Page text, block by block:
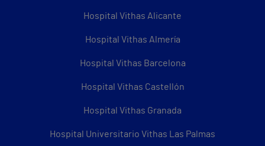
Hospital Vithas Alicante
Hospital Vithas Almería
Hospital Vithas Barcelona
Hospital Vithas Castellón
Hospital Vithas Granada
Hospital Universitario Vithas Las Palmas